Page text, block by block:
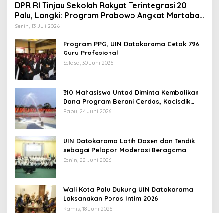
DPR RI Tinjau Sekolah Rakyat Terintegrasi 20
Palu, Longki: Program Prabowo Angkat Martabat
Anak Miskin
Senin, 13 Juli 2026
Program PPG, UIN Datokarama Cetak 796
Guru Profesional
Selasa, 30 Juni 2026
310 Mahasiswa Untad Diminta Kembalikan
Dana Program Berani Cerdas, Kadisdik
Sulteng: Tidak Boleh Terima Beasiswa
Rabu, 24 Juni 2026
UIN Datokarama Latih Dosen dan Tendik
sebagai Pelopor Moderasi Beragama
Senin, 22 Juni 2026
Wali Kota Palu Dukung UIN Datokarama
Laksanakan Poros Intim 2026
Kamis, 18 Juni 2026